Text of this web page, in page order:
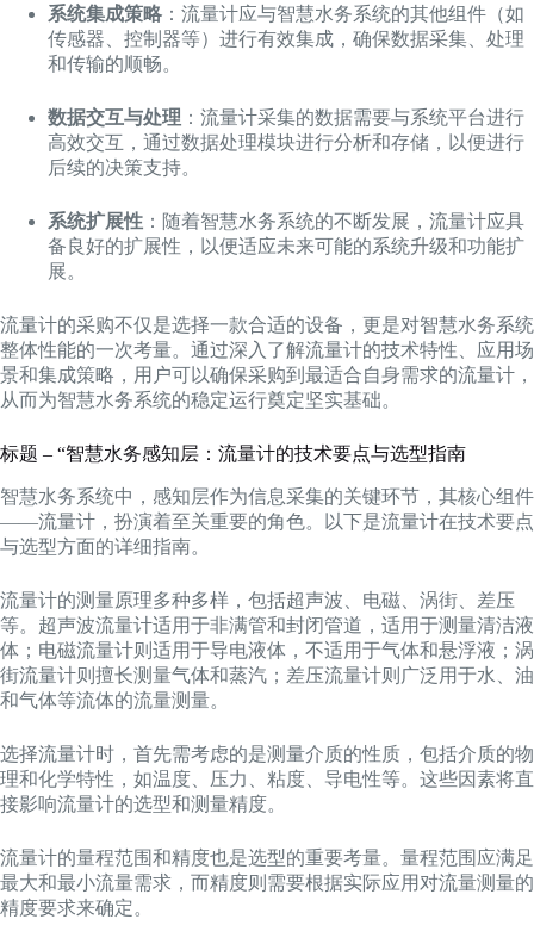
系统集成策略 ：流量计应与智慧水务系统的其他组件（如
传感器、控制器等）进行有效集成，确保数据采集、处理
和传输的顺畅。
数据交互与处理 ：流量计采集的数据需要与系统平台进行
高效交互，通过数据处理模块进行分析和存储，以便进行
后续的决策支持。
系统扩展性 ：随着智慧水务系统的不断发展，流量计应具
备良好的扩展性，以便适应未来可能的系统升级和功能扩
展。
流量计的采购不仅是选择一款合适的设备，更是对智慧水务系统
整体性能的一次考量。通过深入了解流量计的技术特性、应用场
景和集成策略，用户可以确保采购到最适合自身需求的流量计，
从而为智慧水务系统的稳定运行奠定坚实基础。
标题 – “智慧水务感知层：流量计的技术要点与选型指南
智慧水务系统中，感知层作为信息采集的关键环节，其核心组件
——流量计，扮演着至关重要的角色。以下是流量计在技术要点
与选型方面的详细指南。
流量计的测量原理多种多样，包括超声波、电磁、涡街、差压
等。超声波流量计适用于非满管和封闭管道，适用于测量清洁液
体；电磁流量计则适用于导电液体，不适用于气体和悬浮液；涡
街流量计则擅长测量气体和蒸汽；差压流量计则广泛用于水、油
和气体等流体的流量测量。
选择流量计时，首先需考虑的是测量介质的性质，包括介质的物
理和化学特性，如温度、压力、粘度、导电性等。这些因素将直
接影响流量计的选型和测量精度。
流量计的量程范围和精度也是选型的重要考量。量程范围应满足
最大和最小流量需求，而精度则需要根据实际应用对流量测量的
精度要求来确定。